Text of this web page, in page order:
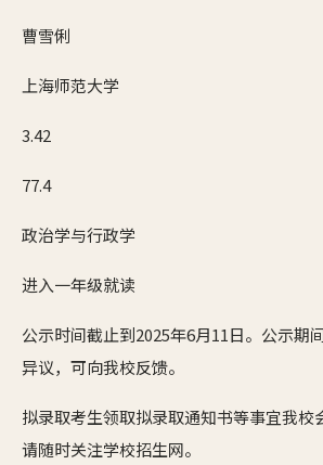
曹雪俐
上海师范大学
3.42
77.4
政治学与行政学
进入一年级就读
公示时间截止到2025年6月11日。公示期
异议，可向我校反馈。
拟录取考生领取拟录取通知书等事宜我校
请随时关注学校招生网。